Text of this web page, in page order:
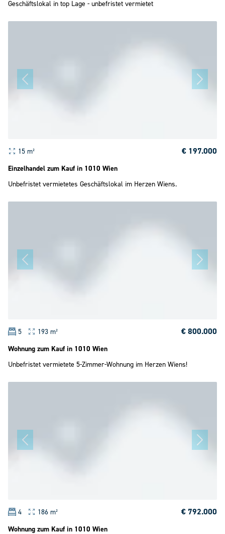
Geschäftslokal in top Lage - unbefristet vermietet
15 m² € 197.000
Einzelhandel zum Kauf in 1010 Wien
Unbefristet vermietetes Geschäftslokal im Herzen Wiens.
5 193 m² € 800.000
Wohnung zum Kauf in 1010 Wien
Unbefristet vermietete 5-Zimmer-Wohnung im Herzen Wiens!
4 186 m² € 792.000
Wohnung zum Kauf in 1010 Wien